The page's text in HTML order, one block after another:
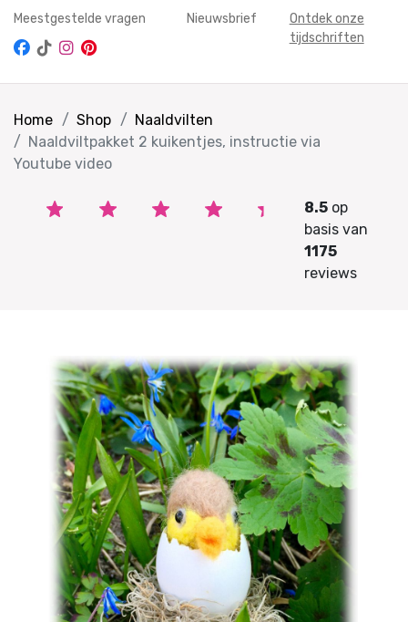
Meestgestelde vragen Nieuwsbrief
Ontdek onze
tijdschriften
Home Shop
Naaldvilten
Naaldviltpakket 2 kuikentjes, instructie via
Youtube video
8.5op
basis van
1175
reviews